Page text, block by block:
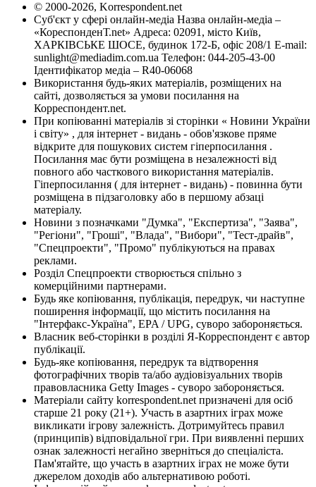
© 2000-2026, Korrespondent.net
Суб'єкт у сфері онлайн-медіа Назва онлайн-медіа –
«КореспонденТ.net» Адреса: 02091, місто Київ,
ХАРКІВСЬКЕ ШОСЕ, будинок 172-Б, офіс 208/1 E-mail:
sunlight@mediadim.com.ua Телефон: 044-205-43-00
Ідентифікатор медіа – R40-06068
Використання будь-яких матеріалів, розміщених на
сайті, дозволяється за умови посилання на
Корреспондент.net.
При копіюванні матеріалів зі сторінки « Новини України
і світу» , для інтернет - видань - обов'язкове пряме
відкрите для пошукових систем гіперпосилання .
Посилання має бути розміщена в незалежності від
повного або часткового використання матеріалів.
Гіперпосилання ( для інтернет - видань) - повинна бути
розміщена в підзаголовку або в першому абзаці
матеріалу.
Новини з позначками "Думка", "Експертиза", "Заява",
"Регіони", "Гроші", "Влада", "Вибори", "Тест-драйв",
"Спецпроекти", "Промо" публікуються на правах
реклами.
Розділ Спецпроекти створюється спільно з
комерційними партнерами.
Будь яке копіювання, публікація, передрук, чи наступне
поширення інформації, що містить посилання на
"Інтерфакс-Україна", EPA / UPG, суворо забороняється.
Власник веб-сторінки в розділі Я-Корреспондент є автор
публікації.
Будь-яке копіювання, передрук та відтворення
фотографічних творів та/або аудіовізуальних творів
правовласника Getty Images - суворо забороняється.
Матеріали сайту korrespondent.net призначені для осіб
старше 21 року (21+). Участь в азартних іграх може
викликати ігрову залежність. Дотримуйтесь правил
(принципів) відповідальної гри. При виявленні перших
ознак залежності негайно зверніться до спеціаліста.
Пам'ятайте, що участь в азартних іграх не може бути
джерелом доходів або альтернативою роботі.